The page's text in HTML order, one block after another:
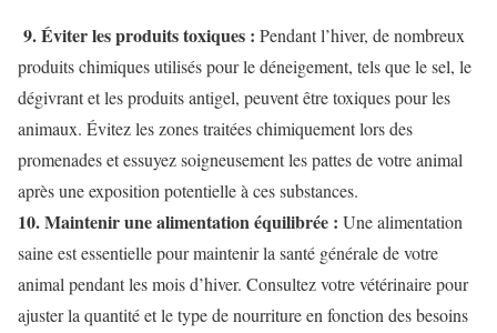
9. Éviter les produits toxiques : Pendant l’hiver, de nombreux
produits chimiques utilisés pour le déneigement, tels que le sel, le
dégivrant et les produits antigel, peuvent être toxiques pour les
animaux. Évitez les zones traitées chimiquement lors des
promenades et essuyez soigneusement les pattes de votre animal
après une exposition potentielle à ces substances.
10. Maintenir une alimentation équilibrée : Une alimentation
saine est essentielle pour maintenir la santé générale de votre
animal pendant les mois d’hiver. Consultez votre vétérinaire pour
ajuster la quantité et le type de nourriture en fonction des besoins